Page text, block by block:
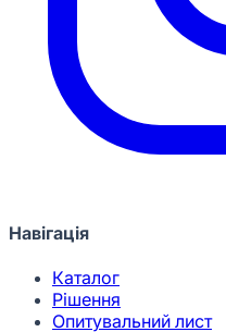
Навігація
Каталог
Рішення
Опитувальний лист